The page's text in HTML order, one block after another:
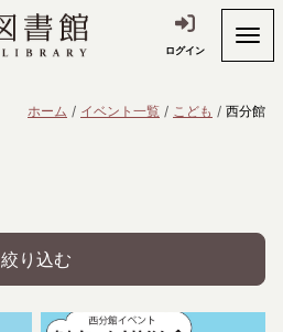
ログイン
ホーム イベント一覧 こども 西分館
絞り込む